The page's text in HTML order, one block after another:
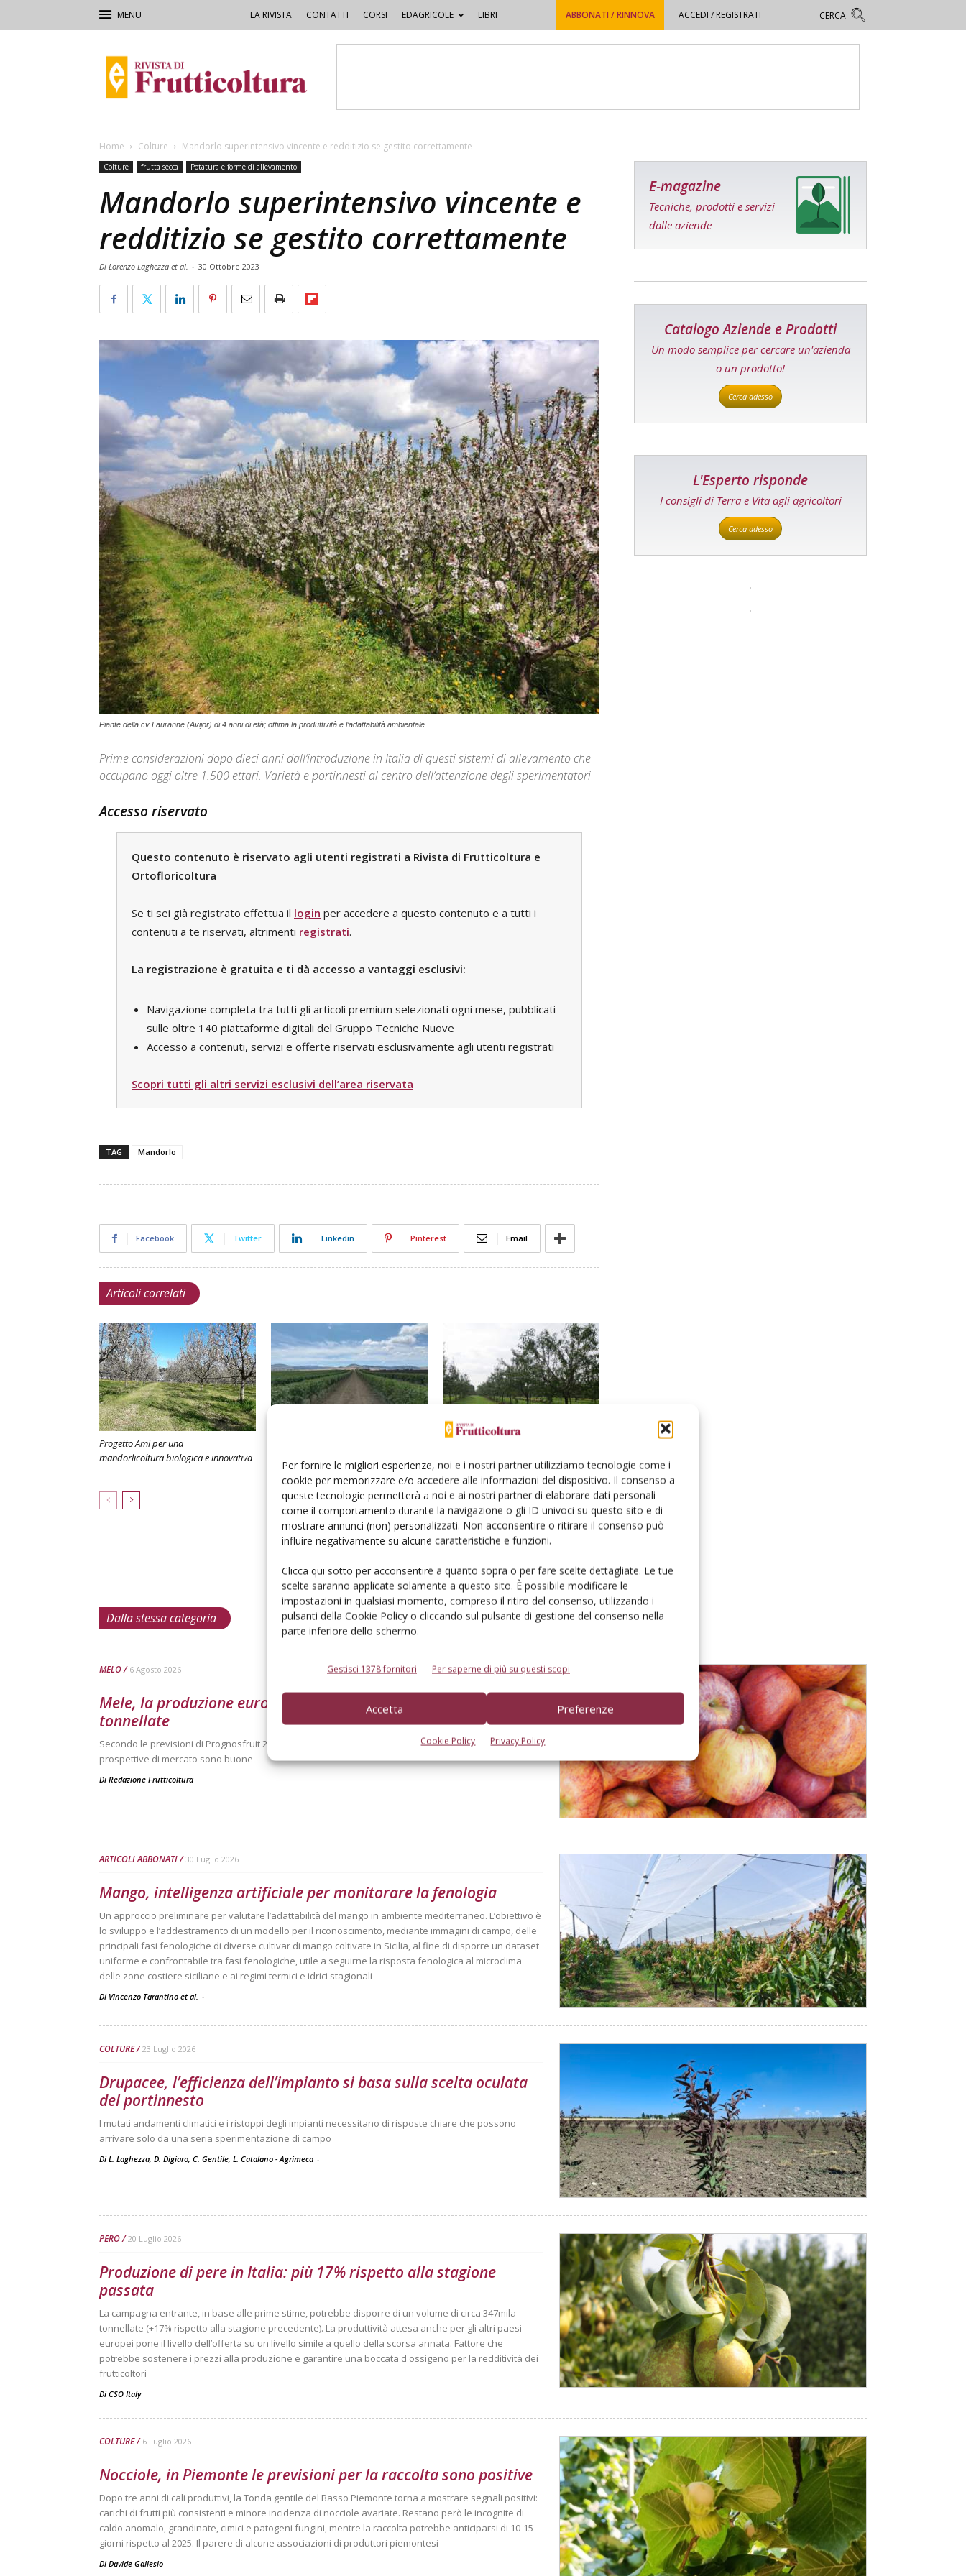
Per fornire le migliori esperienze, noi e i nostri partner utilizziamo tecnologie come i
cookie per memorizzare e/o accedere alle informazioni del dispositivo. Il consenso a
queste tecnologie permetterà a noi e ai nostri partner di elaborare dati personali
come il comportamento durante la navigazione o gli ID univoci su questo sito e di
mostrare annunci (non) personalizzati. Non acconsentire o ritirare il consenso può
influire negativamente su alcune caratteristiche e funzioni.
Clicca qui sotto per acconsentire a quanto sopra o per fare scelte dettagliate. Le tue
scelte saranno applicate solamente a questo sito. È possibile modificare le
impostazioni in qualsiasi momento, compreso il ritiro del consenso, utilizzando i
pulsanti della Cookie Policy o cliccando sul pulsante di gestione del consenso nella
parte inferiore dello schermo.
Gestisci 1378 fornitori Per saperne di più su questi scopi
Accetta Preferenze
Cookie Policy Privacy Policy
LA RIVISTA CONTATTI CORSI EDAGRICOLE LIBRI ABBONATI / RINNOVA ACCEDI / REGISTRATI
di
Frutticoltura
Home Colture Mandorlo superintensivo vincente e redditizio se gestito correttamente
Colture frutta secca Potatura e forme di allevamento
Mandorlo superintensivo vincente e
redditizio se gestito correttamente
Di Lorenzo Laghezza et al. - 30 Ottobre 2023
Piante della cv Lauranne (Avijor) di 4 anni di età; ottima la produttività e l’adattabilità ambientale
Prime considerazioni dopo dieci anni dall’introduzione in Italia di questi sistemi di allevamento che
occupano oggi oltre 1.500 ettari. Varietà e portinnesti al centro dell’attenzione degli sperimentatori
Accesso riservato
Questo contenuto è riservato agli utenti registrati a Rivista di Frutticoltura e
Ortofloricoltura
Se ti sei già registrato effettua il login per accedere a questo contenuto e a tutti i
contenuti a te riservati, altrimenti registrati.
La registrazione è gratuita e ti dà accesso a vantaggi esclusivi:
Navigazione completa tra tutti gli articoli premium selezionati ogni mese, pubblicati
sulle oltre 140 piattaforme digitali del Gruppo Tecniche Nuove
Accesso a contenuti, servizi e offerte riservati esclusivamente agli utenti registrati
Scopri tutti gli altri servizi esclusivi dell’area riservata
TAG Mandorlo
Facebook Twitter Linkedin Pinterest Email
Articoli correlati
Progetto Amì per una
mandorlicoltura biologica e innovativa
crescita
E-magazine
Tecniche, prodotti e servizi
dalle aziende
Catalogo Aziende e Prodotti
Un modo semplice per cercare un'azienda
o un prodotto!
Cerca adesso
L'Esperto risponde
I consigli di Terra e Vita agli agricoltori
Cerca adesso
Dalla stessa categoria
MELO 6 Agosto 2026
Mele, la produzione europea scenderà sotto i 10 milioni di
tonnellate
Secondo le previsioni di Prognosfruit 2026, pesano nel bilancio gli eventi climatici estremi. Ma le
prospettive di mercato sono buone
Di Redazione Frutticoltura
ARTICOLI ABBONATI 30 Luglio 2026
Mango, intelligenza artificiale per monitorare la fenologia
Un approccio preliminare per valutare l’adattabilità del mango in ambiente mediterraneo. L’obiettivo è
lo sviluppo e l’addestramento di un modello per il riconoscimento, mediante immagini di campo, delle
principali fasi fenologiche di diverse cultivar di mango coltivate in Sicilia, al fine di disporre un dataset
uniforme e confrontabile tra fasi fenologiche, utile a seguirne la risposta fenologica al microclima
delle zone costiere siciliane e ai regimi termici e idrici stagionali
Di Vincenzo Tarantino et al. -
COLTURE 23 Luglio 2026
Drupacee, l’efficienza dell’impianto si basa sulla scelta oculata
del portinnesto
I mutati andamenti climatici e i ristoppi degli impianti necessitano di risposte chiare che possono
arrivare solo da una seria sperimentazione di campo
Di L. Laghezza, D. Digiaro, C. Gentile, L. Catalano - Agrimeca -
PERO 20 Luglio 2026
Produzione di pere in Italia: più 17% rispetto alla stagione
passata
La campagna entrante, in base alle prime stime, potrebbe disporre di un volume di circa 347mila
tonnellate (+17% rispetto alla stagione precedente). La produttività attesa anche per gli altri paesi
europei pone il livello dell’offerta su un livello simile a quello della scorsa annata. Fattore che
potrebbe sostenere i prezzi alla produzione e garantire una boccata d'ossigeno per la redditività dei
frutticoltori
Di CSO Italy
COLTURE 6 Luglio 2026
Nocciole, in Piemonte le previsioni per la raccolta sono positive
Dopo tre anni di cali produttivi, la Tonda gentile del Basso Piemonte torna a mostrare segnali positivi:
carichi di frutti più consistenti e minore incidenza di nocciole avariate. Restano però le incognite di
caldo anomalo, grandinate, cimici e patogeni fungini, mentre la raccolta potrebbe anticiparsi di 10-15
giorni rispetto al 2025. Il parere di alcune associazioni di produttori piemontesi
Di Davide Gallesio